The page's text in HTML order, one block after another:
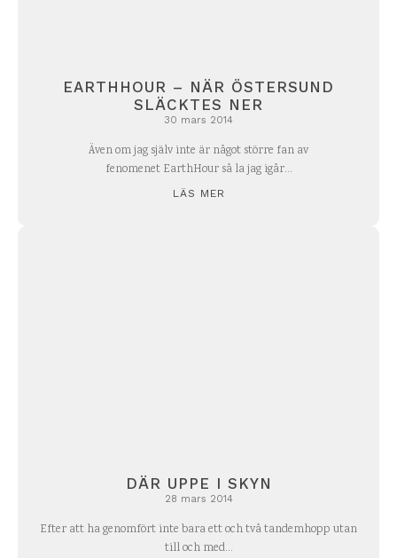
EARTHHOUR – NÄR ÖSTERSUND
SLÄCKTES NER
30 mars 2014
Även om jag själv inte är något större fan av
fenomenet EarthHour så la jag igår...
LÄS MER
DÄR UPPE I SKYN
28 mars 2014
Efter att ha genomfört inte bara ett och två tandemhopp utan
till och med...